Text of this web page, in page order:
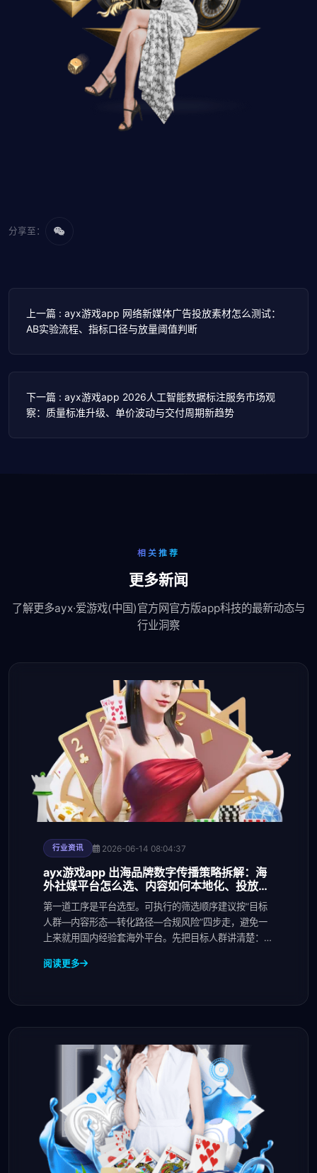
分享至：
上一篇 : ayx游戏app 网络新媒体广告投放素材怎么测试：
AB实验流程、指标口径与放量阈值判断
下一篇 : ayx游戏app 2026人工智能数据标注服务市场观
察：质量标准升级、单价波动与交付周期新趋势
相关推荐
更多新闻
了解更多ayx·爱游戏(中国)官方网官方版app科技的最新动态与
行业洞察
行业资讯 2026-06-14 08:04:37
ayx游戏app 出海品牌数字传播策略拆解：海
外社媒平台怎么选、内容如何本地化、投放如
何规划
第一道工序是平台选型。可执行的筛选顺序建议按“目标
人群—内容形态—转化路径—合规风险”四步走，避免一
上来就用国内经验套海外平台。先把目标人群讲清楚：面
阅读更多